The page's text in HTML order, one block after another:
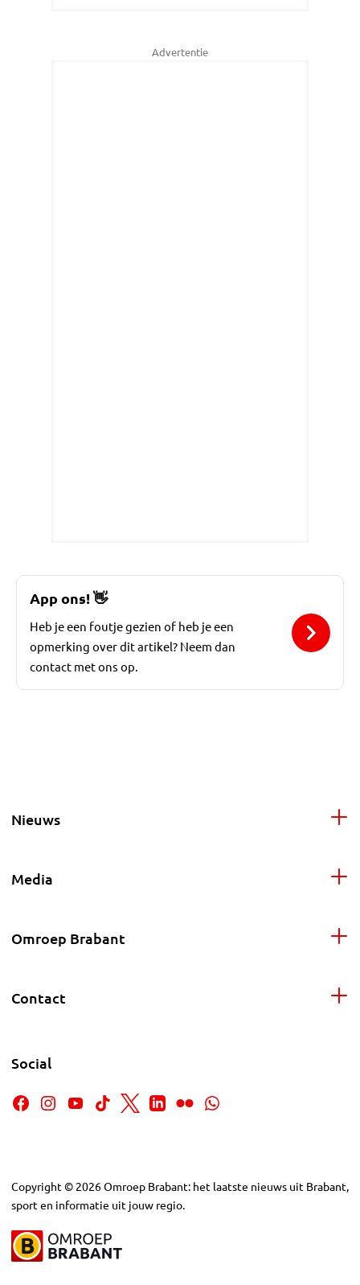
Advertentie
App ons!👋
Heb je een foutje gezien of heb je een
opmerking over dit artikel? Neem dan
contact met ons op.
Nieuws
Media
Omroep Brabant
Contact
Social
Copyright © 2026Omroep Brabant: het laatste nieuws uit Brabant,
sport en informatie uit jouw regio.